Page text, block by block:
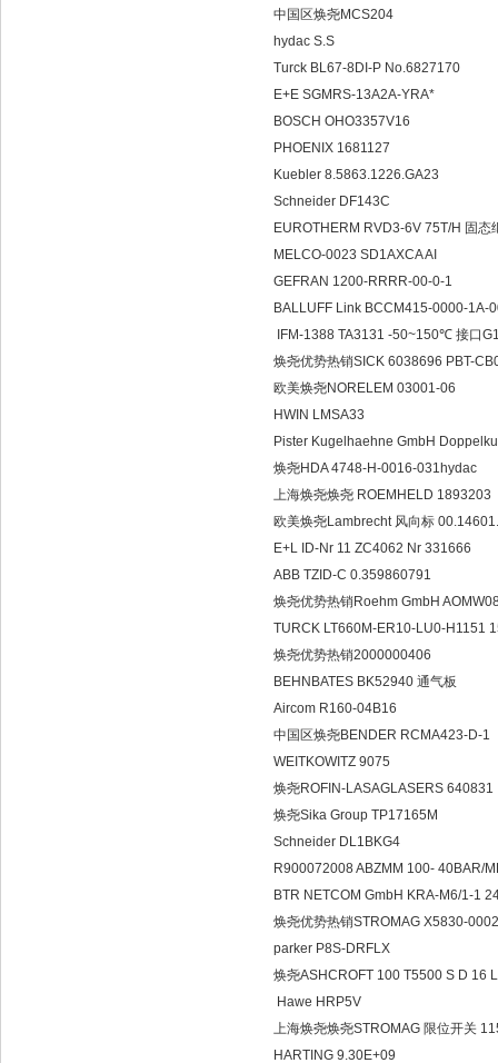
中国区焕尧MCS204
hydac S.S
Turck BL67-8DI-P
E+E SGMRS-13A2A-
BOSCH OHO3357V16
PHOENIX 1681127
Kuebler
Schneider DF143C
EUROTHERM RVD3-6V
MELCO-0023
GEFRAN 1200-RRRR-
BALLUFF Link BCCM415-
IFM-1388 TA3131 -
焕尧优势热销SICK 6038696
欧美焕尧NORELEM
HWIN LMSA33
Pister Kugelhaehne GmbH
焕尧HDA 4748-H-0016-
上海焕尧焕尧
欧美焕尧Lambrecht 风向标
E+L ID-Nr 11 ZC4062 Nr
ABB TZID-C
焕尧优势热销Roehm GmbH
TURCK LT660M-ER10-
焕尧优势热销
BEHNBATES BK52940
Aircom R160-04B16
中国区焕尧BENDER
WEITKOWITZ
焕尧ROFIN-
焕尧Sika Group
Schneider DL1BKG4
R900072008 ABZMM 100-
BTR NETCOM GmbH KRA-
焕尧优势热销STROMAG
parker P8S-DRFLX
焕尧ASHCROFT 100 T5500
Hawe HRP5V
上海焕尧焕尧STROMAG 限
HARTING 9.30E+09